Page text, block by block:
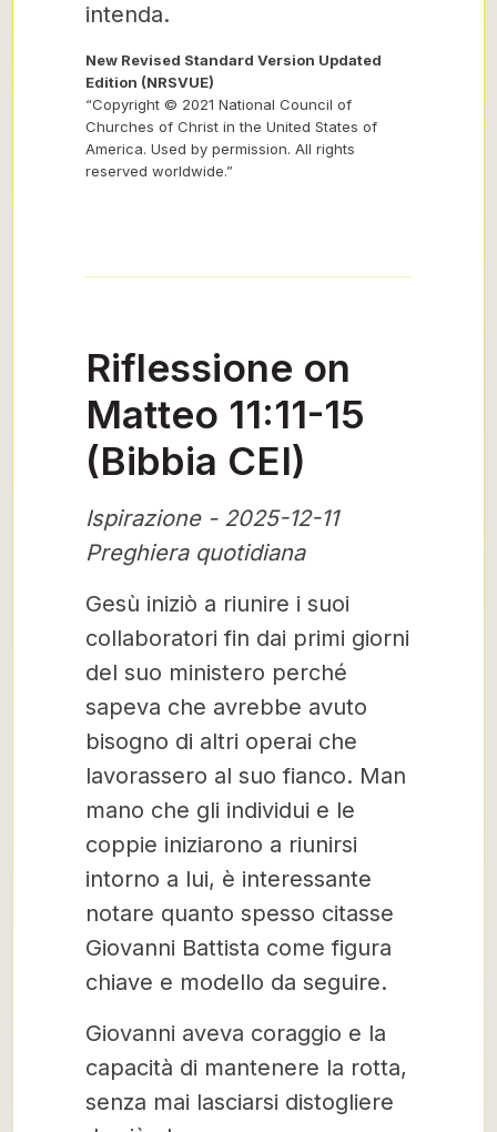
intenda.
New Revised Standard Version Updated
Edition (NRSVUE)
“Copyright © 2021 National Council of
Churches of Christ in the United States of
America. Used by permission. All rights
reserved worldwide.”
Riflessione on
Matteo 11:11-15
(Bibbia CEI)
Ispirazione - 2025-12-11
Preghiera quotidiana
Gesù iniziò a riunire i suoi
collaboratori fin dai primi giorni
del suo ministero perché
sapeva che avrebbe avuto
bisogno di altri operai che
lavorassero al suo fianco. Man
mano che gli individui e le
coppie iniziarono a riunirsi
intorno a lui, è interessante
notare quanto spesso citasse
Giovanni Battista come figura
chiave e modello da seguire.
Giovanni aveva coraggio e la
capacità di mantenere la rotta,
senza mai lasciarsi distogliere